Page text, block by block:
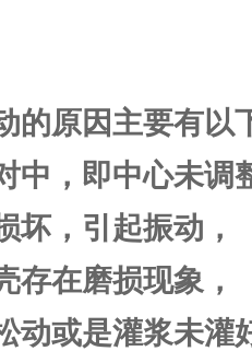
的原因主要有以
中，即中心未调
坏，引起振动，
存在磨损现象，
动或是灌浆未灌